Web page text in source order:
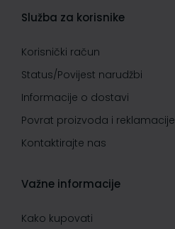
Služba za korisnike
Korisnički račun
Status/Povijest narudžbi
Informacije o dostavi
Povrat proizvoda i reklamacije
Kontaktirajte nas
Važne informacije
Kako kupovati